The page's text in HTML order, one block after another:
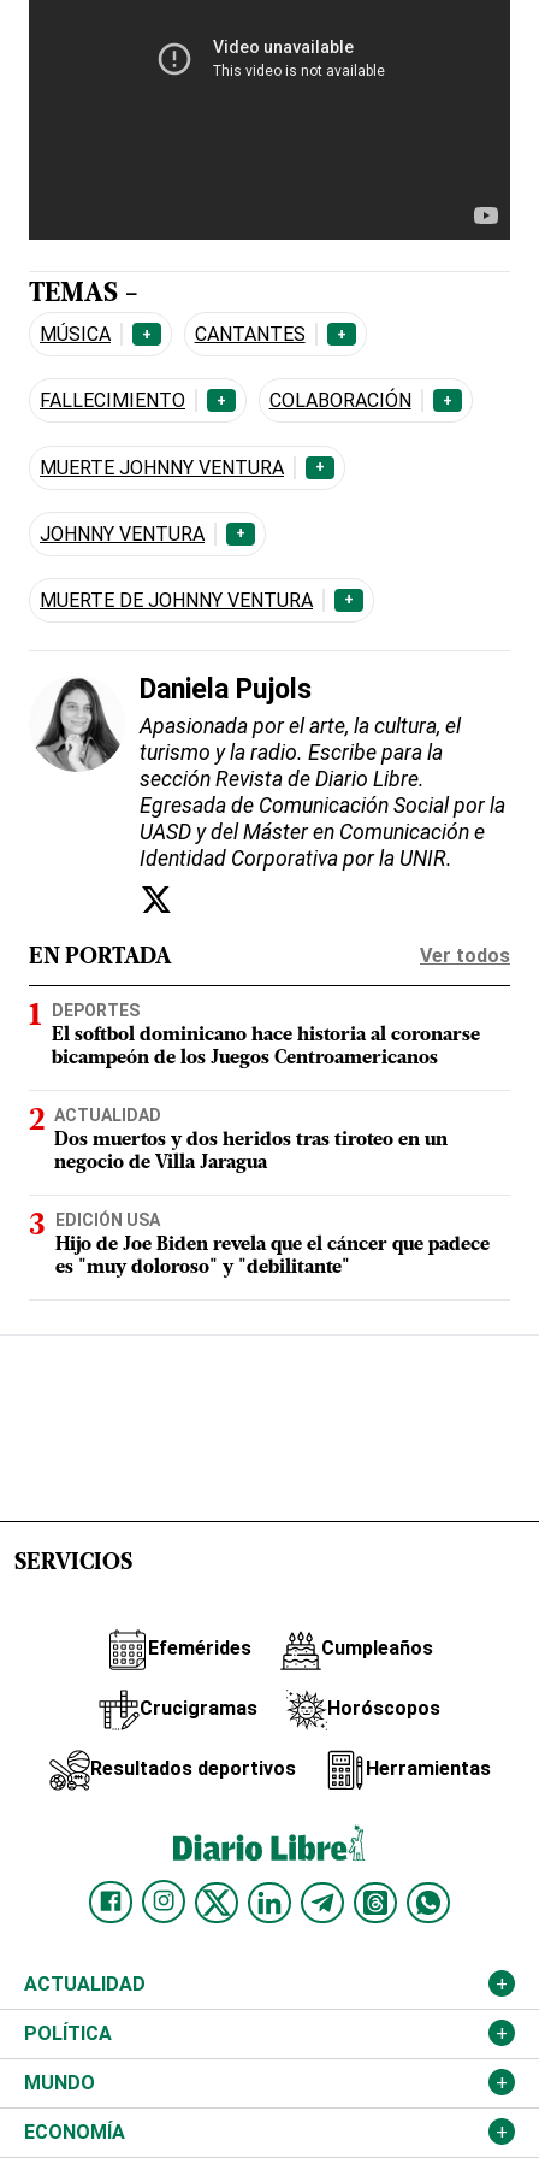
TEMAS -
MÚSICA + CANTANTES +
FALLECIMIENTO + COLABORACIÓN +
MUERTE JOHNNY VENTURA +
JOHNNY VENTURA +
MUERTE DE JOHNNY VENTURA +
Daniela Pujols
Apasionada por el arte, la cultura, el
turismo y la radio. Escribe para la
sección Revista de Diario Libre.
Egresada de Comunicación Social por la
UASD y del Máster en Comunicación e
Identidad Corporativa por la UNIR.
EN PORTADA Ver todos
DEPORTES
El softbol dominicano hace historia al coronarse
bicampeón de los Juegos Centroamericanos
ACTUALIDAD
Dos muertos y dos heridos tras tiroteo en un
negocio de Villa Jaragua
EDICIÓN USA
Hijo de Joe Biden revela que el cáncer que padece
es "muy doloroso" y "debilitante"
SERVICIOS
Efemérides Cumpleaños
Crucigramas Horóscopos
Resultados deportivos Herramientas
ACTUALIDAD
Nacional
Ciudad
Educación
POLÍTICA
Partidos
JCE
MUNDO
Estados Unidos
ECONOMÍA